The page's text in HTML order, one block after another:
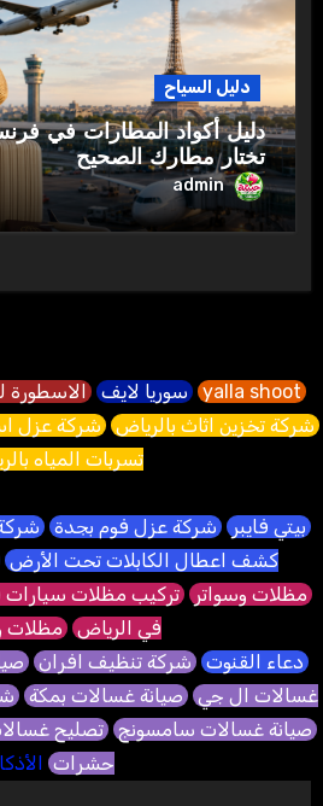
دليل السياح
تختار مطارك الصحيح
admin
yalla shoot سوريا لايف الاسطورة
شركة تخزين اثاث بالرياض شركة عزل
تسربات المياه
بيتي فايبر شركة عزل فوم بجدة شركة
كشف اعطال الكابلات تحت الأرض
مظلات وسواتر تركيب مظلات سيارات
في الرياض مظلات
دعاء القنوت شركة تنظيف افران
غسالات ال جي صيانة غسالات بمكة
صيانة غسالات سامسونج تصليح
حشرات